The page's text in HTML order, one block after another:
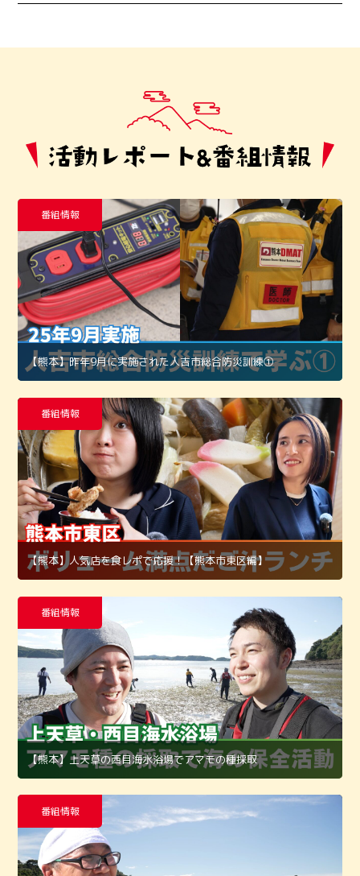
番組情報
【熊本】昨年9月に実施された人吉市総合防災訓練①
番組情報
【熊本】人気店を食レポで応援！【熊本市東区編】
番組情報
【熊本】上天草の西目海水浴場でアマモの種採取
番組情報